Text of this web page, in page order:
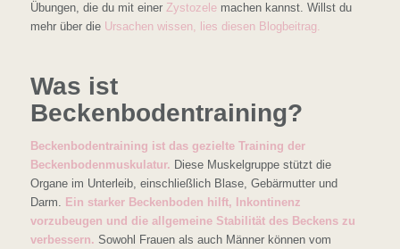
Übungen, die du mit einer Zystozelemachen kannst. Willst du
mehr über die Ursachen wissen, lies diesen Blogbeitrag.
Was ist
Beckenbodentraining?
Beckenbodentraining ist das gezielte Training der
Beckenbodenmuskulatur. Diese Muskelgruppe stützt die
Organe im Unterleib, einschließlich Blase, Gebärmutter und
Darm. Ein starker Beckenboden hilft,
Inkontinenz
vorzubeugen und die allgemeine Stabilität des Beckens zu
verbessern. Sowohl Frauen als auch Männer können vom